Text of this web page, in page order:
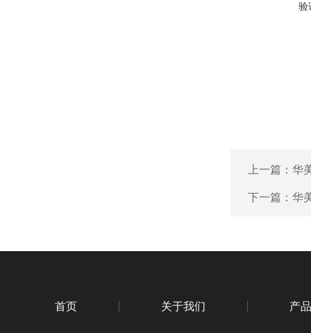
验
上一篇： 华
下一篇： 华
首页 关于我们 产